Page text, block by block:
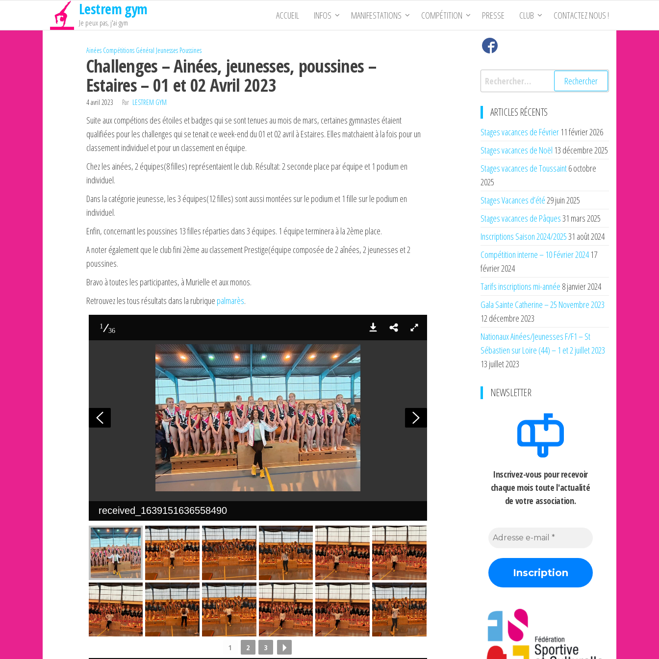
contenu
Lestrem gym
Je peux pas, j'ai gym
ACCUEIL INFOS MANIFESTATIONS COMPÉTITION PRESSE CLUB CONTACTEZ NOUS !
Ainées Compétitions Général Jeunesses Poussines
Challenges – Ainées, jeunesses, poussines –
Estaires – 01 et 02 Avril 2023
4 avril 2023 Par LESTREM GYM
Suite aux compétions des étoiles et badges qui se sont tenues au mois de mars, certaines gymnastes étaient
qualifiées pour les challenges qui se tenait ce week-end du 01 et 02 avril à Estaires. Elles matchaient à la fois pour un
classement individuel et pour un classement en équipe.
Chez les ainées, 2 équipes(8 filles) représentaient le club. Résultat: 2 seconde place par équipe et 1 podium en
individuel.
Dans la catégorie jeunesse, les 3 équipes(12 filles) sont aussi montées sur le podium et 1 fille sur le podium en
individuel.
Enfin, concernant les poussines 13 filles réparties dans 3 équipes. 1 équipe terminera à la 2ème place.
A noter également que le club fini 2ème au classement Prestige(équipe composée de 2 aînées, 2 jeunesses et 2
poussines.
Bravo à toutes les participantes, à Murielle et aux monos.
Retrouvez les tous résultats dans la rubrique palmarès.
1
36
received_1639151636558490
1 2 3
Rechercher :
ARTICLES RÉCENTS
Stages vacances de Février 11 février 2026
Stages vacances de Noël 13 décembre 2025
Stages vacances de Toussaint6 octobre
2025
Stages Vacances d’été29 juin 2025
Stages vacances de Pâques31 mars 2025
Inscriptions Saison 2024/202531 août 2024
Compétition interne – 10 Février 2024 17
février 2024
Tarifs inscriptions mi-année 8 janvier 2024
Gala Sainte Catherine – 25 Novembre 2023
12 décembre 2023
Nationaux Ainées/Jeunesses F/F1 – St
Sébastien sur Loire (44) – 1 et 2 juillet 2023
13 juillet 2023
NEWSLETTER
Inscrivez-vous pour recevoir
chaque mois toute l'actualité
de votre association.